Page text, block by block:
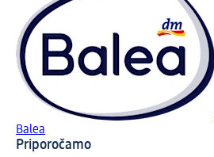
Balea
Priporočamo